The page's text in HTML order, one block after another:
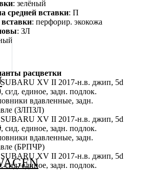
: зелёный
средней вставки: П
: перфорир. экокожа
: ЗЛ
расцветки